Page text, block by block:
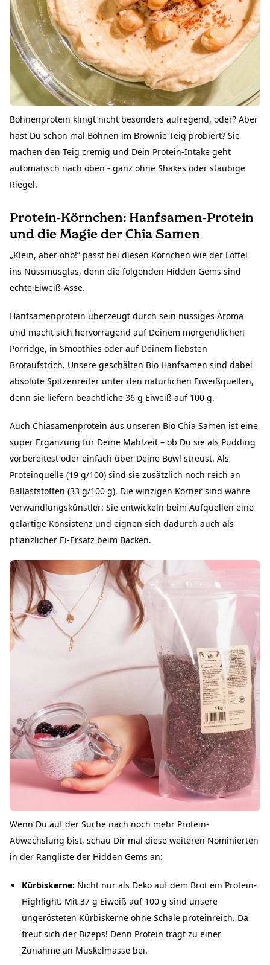
Bohnenprotein klingt nicht besonders aufregend, oder? Aber
hast Du schon mal Bohnen im Brownie-Teig probiert? Sie
machen den Teig cremig und Dein Protein-Intake geht
automatisch nach oben - ganz ohne Shakes oder staubige
Riegel.
Protein-Körnchen: Hanfsamen-Protein
und die Magie der Chia Samen
„Klein, aber oho!” passt bei diesen Körnchen wie der Löffel
ins Nussmusglas, denn die folgenden Hidden Gems sind
echte Eiweiß-Asse.
Hanfsamenprotein überzeugt durch sein nussiges Aroma
und macht sich hervorragend auf Deinem morgendlichen
Porridge, in Smoothies oder auf Deinem liebsten
Brotaufstrich. Unsere geschälten Bio Hanfsamen sind dabei
absolute Spitzenreiter unter den natürlichen Eiweißquellen,
denn sie liefern beachtliche 36 g Eiweiß auf 100 g.
Auch Chiasamenprotein aus unseren Bio Chia Samen ist eine
super Ergänzung für Deine Mahlzeit – ob Du sie als Pudding
vorbereitest oder einfach über Deine Bowl streust. Als
Proteinquelle (19 g/100) sind sie zusätzlich noch reich an
Ballaststoffen (33 g/100 g). Die winzigen Körner sind wahre
Verwandlungskünstler: Sie entwickeln beim Aufquellen eine
gelartige Konsistenz und eignen sich dadurch auch als
pflanzlicher Ei-Ersatz beim Backen.
Wenn Du auf der Suche nach noch mehr Protein-
Abwechslung bist, schau Dir mal diese weiteren Nominierten
in der Rangliste der Hidden Gems an:
Kürbiskerne: Nicht nur als Deko auf dem Brot ein Protein-
Highlight. Mit 37 g Eiweiß auf 100 g sind unsere
ungerösteten Kürbiskerne ohne Schale proteinreich. Da
freut sich der Bizeps! Denn Protein trägt zu einer
Zunahme an Muskelmasse bei.